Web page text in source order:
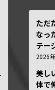
ただ
なっ
テー
2026
美し
体で